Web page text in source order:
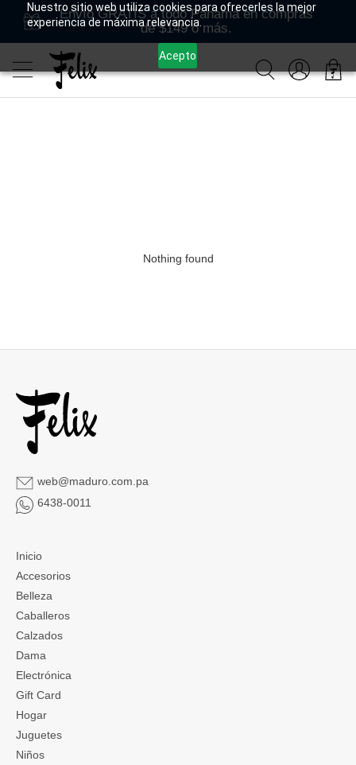
Nuestro sitio web utiliza cookies para ofrecerles la mejor
experiencia de máxima relevancia.
Acepto
Envío GRATIS a todo Panamá en compras
de $149 o más.
Nothing found
web@maduro.com.pa
6438-0011
Inicio
Accesorios
Belleza
Caballeros
Calzados
Dama
Electrónica
Gift Card
Hogar
Juguetes
Niños